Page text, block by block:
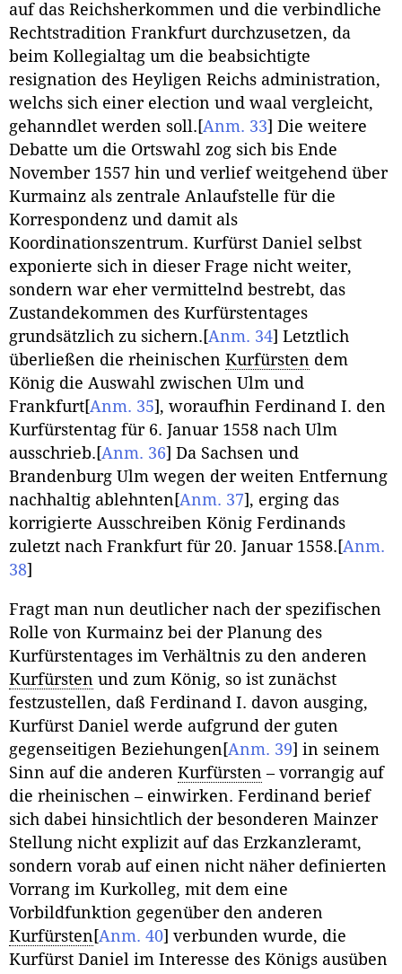
auf das Reichsherkommen und die verbindliche
Rechtstradition Frankfurt durchzusetzen, da
beim Kollegialtag um die beabsichtigte
resignation des Heyligen Reichs administration,
welchs sich einer election und waal vergleicht,
gehanndlet werden soll. [Anm. 33] Die weitere
Debatte um die Ortswahl zog sich bis Ende
November 1557 hin und verlief weitgehend über
Kurmainz als zentrale Anlaufstelle für die
Korrespondenz und damit als
Koordinationszentrum. Kurfürst Daniel selbst
exponierte sich in dieser Frage nicht weiter,
sondern war eher vermittelnd bestrebt, das
Zustandekommen des Kurfürstentages
grundsätzlich zu sichern. [Anm. 34] Letztlich
überließen die rheinischen Kurfürsten dem
König die Auswahl zwischen Ulm und
Frankfurt[Anm. 35] , woraufhin Ferdinand I. den
Kurfürstentag für 6. Januar 1558 nach Ulm
ausschrieb. [Anm. 36] Da Sachsen und
Brandenburg Ulm wegen der weiten Entfernung
nachhaltig ablehnten [Anm. 37] , erging das
korrigierte Ausschreiben König Ferdinands
zuletzt nach Frankfurt für 20. Januar 1558. [Anm.
38]
Fragt man nun deutlicher nach der spezifischen
Rolle von Kurmainz bei der Planung des
Kurfürstentages im Verhältnis zu den anderen
Kurfürsten und zum König, so ist zunächst
festzustellen, daß Ferdinand I. davon ausging,
Kurfürst Daniel werde aufgrund der guten
gegenseitigen Beziehungen [Anm. 39] in seinem
Sinn auf die anderen Kurfürsten – vorrangig auf
die rheinischen – einwirken. Ferdinand berief
sich dabei hinsichtlich der besonderen Mainzer
Stellung nicht explizit auf das Erzkanzleramt,
sondern vorab auf einen nicht näher definierten
Vorrang im Kurkolleg, mit dem eine
Vorbildfunktion gegenüber den anderen
Kurfürsten [Anm. 40] verbunden wurde, die
Kurfürst Daniel im Interesse des Königs ausüben